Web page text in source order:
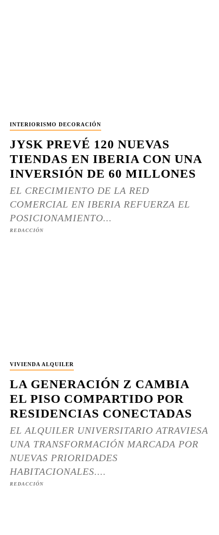
INTERIORISMO DECORACIÓN
JYSK PREVÉ 120 NUEVAS
TIENDAS EN IBERIA CON UNA
INVERSIÓN DE 60 MILLONES
EL CRECIMIENTO DE LA RED
COMERCIAL EN IBERIA REFUERZA EL
POSICIONAMIENTO...
REDACCIÓN
VIVIENDA ALQUILER
LA GENERACIÓN Z CAMBIA
EL PISO COMPARTIDO POR
RESIDENCIAS CONECTADAS
EL ALQUILER UNIVERSITARIO ATRAVIESA
UNA TRANSFORMACIÓN MARCADA POR
NUEVAS PRIORIDADES
HABITACIONALES....
REDACCIÓN